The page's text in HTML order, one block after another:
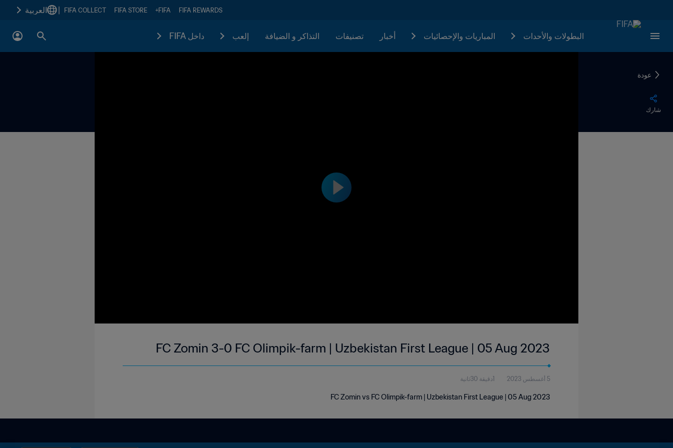
FIFA REWARDS
FIFA+
FIFA STORE
FIFA COLLECT العربية
البطولات والأحدات المباريات والإحصائيات أخبار تصنيفات التذاكر و الضيافة إلعب داخل FIFA
عودة
شارك
FC Zomin 3-0 FC Olimpik-farm | Uzbekistan First League | 05 Aug 2023
5 أغسطس 2023 1دقيقة 30ثانية
FC Zomin vs FC Olimpik-farm | Uzbekistan First League | 05 Aug 2023